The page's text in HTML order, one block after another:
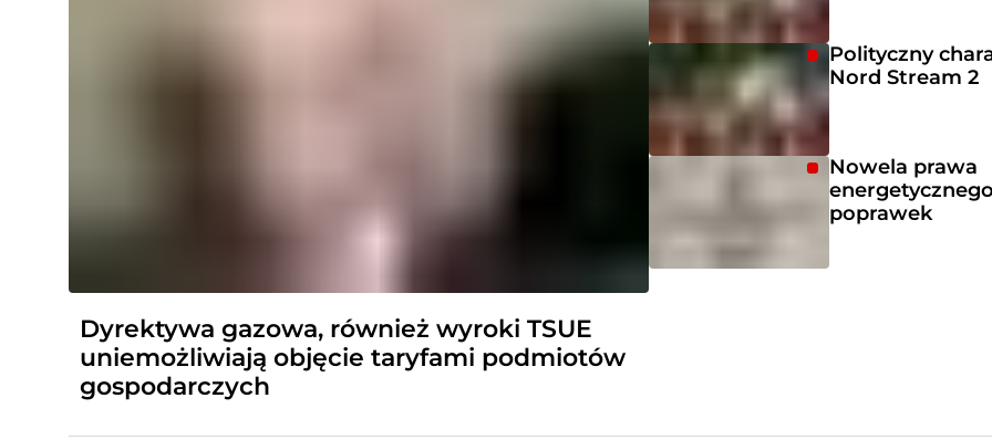
Dyrektywa gazowa, również wyroki TSUE
uniemożliwiają objęcie taryfami podmiotów
gospodarczych
Polityczny
Nord Stream 2
Nowela prawa
poprawek